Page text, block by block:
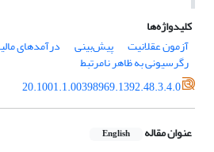
کلیدواژه‌ها
آزمون عقلانیت
پیش‌بینی درآمدهای
رگرسیونی به ظاهر نامرتبط
20.1001.1.00398969.1392.48.3.4.0
عنوان مقاله English